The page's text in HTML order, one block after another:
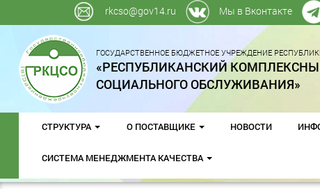
rkcso@gov14.ru Мы в Вконтакте
ГОСУДАРСТВЕННОЕ БЮДЖЕТНОЕ УЧРЕЖДЕНИЕ
«РЕСПУБЛИКАНСКИЙ
СОЦИАЛЬНОГО ОБСЛУЖИВАНИЯ»
СТРУКТУРА О ПОСТАВЩИКЕ НОВОСТИ
СИСТЕМА МЕНЕДЖМЕНТА КАЧЕСТВА